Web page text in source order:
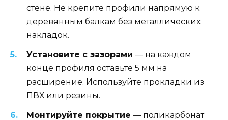
стене. Не крепите профили напрямую к
деревянным балкам без металлических
накладок.
Установите с зазорами — на каждом
конце профиля оставьте 5 мм на
расширение. Используйте прокладки из
ПВХ или резины.
Монтируйте покрытие — поликарбонат